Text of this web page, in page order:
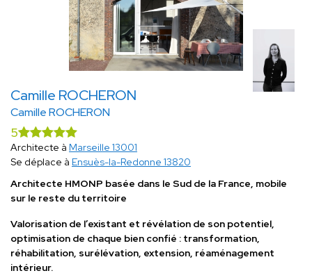
Camille ROCHERON
Camille ROCHERON
5
Architecte à Marseille 13001
Se déplace à Ensuès-la-Redonne 13820
Architecte HMONP basée dans le Sud de la France, mobile
sur le reste du territoire
Valorisation de l’existant et révélation de son potentiel,
optimisation de chaque bien confié : transformation,
réhabilitation, surélévation, extension, réaménagement
intérieur.